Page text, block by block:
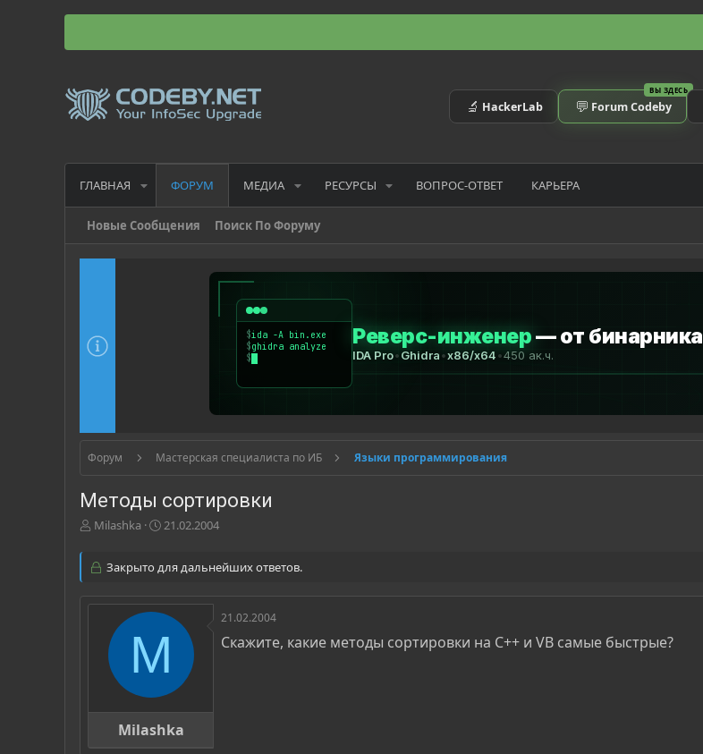
🔬 HackerLab
ВЫ ЗДЕСЬ
💬 Forum Codeby
ГЛАВНАЯ ФОРУМ МЕДИА РЕСУРСЫ ВОПРОС-ОТВЕТ КАРЬЕРА
Новые Сообщения Поиск По Форуму
Форум Мастерская специалиста по ИБ Языки программирования
Методы сортировки
А
о
т
Milashka
Д
а
а
ч
а
а
21.02.2004
Закрыто для дальнейших ответов.
M
Milashka
21.02.2004
Скажите, какие методы сортировки на С++ и VB самые быстрые?